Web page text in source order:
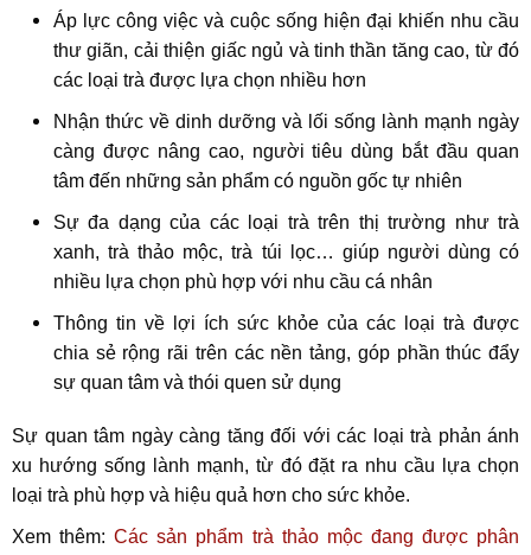
Áp lực công việc và cuộc sống hiện đại khiến nhu cầu
thư giãn, cải thiện giấc ngủ và tinh thần tăng cao, từ đó
các loại trà được lựa chọn nhiều hơn
Nhận thức về dinh dưỡng và lối sống lành mạnh ngày
càng được nâng cao, người tiêu dùng bắt đầu quan
tâm đến những sản phẩm có nguồn gốc tự nhiên
Sự đa dạng của các loại trà trên thị trường như trà
xanh, trà thảo mộc, trà túi lọc… giúp người dùng có
nhiều lựa chọn phù hợp với nhu cầu cá nhân
Thông tin về lợi ích sức khỏe của các loại trà được
chia sẻ rộng rãi trên các nền tảng, góp phần thúc đẩy
sự quan tâm và thói quen sử dụng
Sự quan tâm ngày càng tăng đối với các loại trà phản ánh
xu hướng sống lành mạnh, từ đó đặt ra nhu cầu lựa chọn
loại trà phù hợp và hiệu quả hơn cho sức khỏe.
Xem thêm:Các sản phẩm trà thảo mộc đang được phân